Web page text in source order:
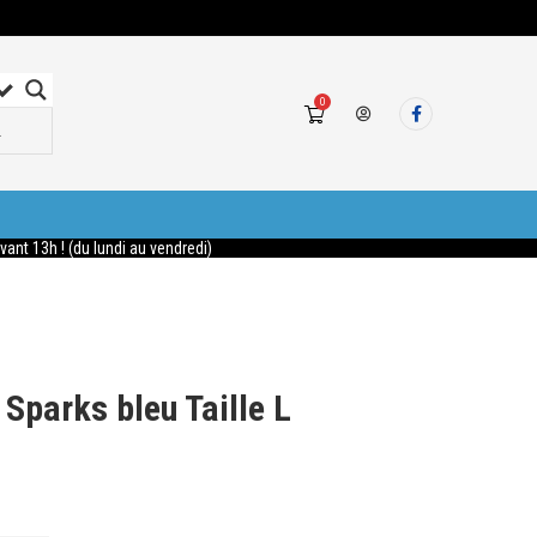
0
13h ! (du lundi au vendredi)
bleu Taille L